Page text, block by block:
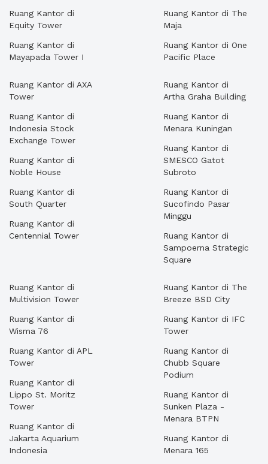
Ruang Kantor di
Equity Tower
Ruang Kantor di
Mayapada Tower I
Ruang Kantor di The
Maja
Ruang Kantor di One
Pacific Place
Ruang Kantor di AXA
Tower
Ruang Kantor di
Indonesia Stock
Exchange Tower
Ruang Kantor di
Noble House
Ruang Kantor di
South Quarter
Ruang Kantor di
Centennial Tower
Ruang Kantor di
Artha Graha Building
Ruang Kantor di
Menara Kuningan
Ruang Kantor di
SMESCO Gatot
Subroto
Ruang Kantor di
Sucofindo Pasar
Minggu
Ruang Kantor di
Sampoerna Strategic
Square
Ruang Kantor di
Multivision Tower
Ruang Kantor di
Wisma 76
Ruang Kantor di APL
Tower
Ruang Kantor di
Lippo St. Moritz
Tower
Ruang Kantor di
Jakarta Aquarium
Indonesia
Ruang Kantor di The
Breeze BSD City
Ruang Kantor di IFC
Tower
Ruang Kantor di
Chubb Square
Podium
Ruang Kantor di
Sunken Plaza -
Menara BTPN
Ruang Kantor di
Menara 165